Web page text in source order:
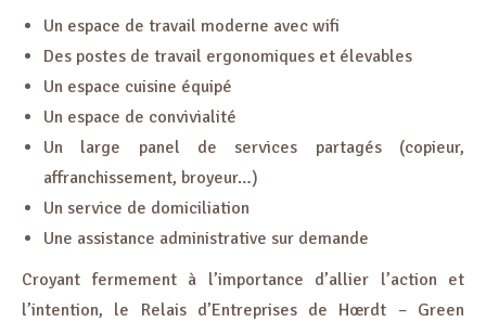
Un espace de travail moderne avec wifi
Des postes de travail ergonomiques et élevables
Un espace cuisine équipé
Un espace de convivialité
Un large panel de services partagés (copieur,
affranchissement, broyeur…)
Un service de domiciliation
Une assistance administrative sur demande
Croyant fermement à l’importance d’allier l’action et
l’intention, le Relais d’Entreprises de Hœrdt – Green